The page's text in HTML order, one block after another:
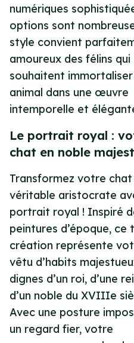
numériques
options sont
style convient
amoureux des félins qui
souhaitent
animal dans une œuvre
intemporelle et
Le portrait royal :
chat en noble
Transformez votre chat
véritable aristocrate
portrait royal ! Inspiré
peintures d’époque, ce
création représente
vêtu d’habits
dignes d’un roi, d’une
d’un noble du XVIIIe
Avec une posture
un regard fier, votre